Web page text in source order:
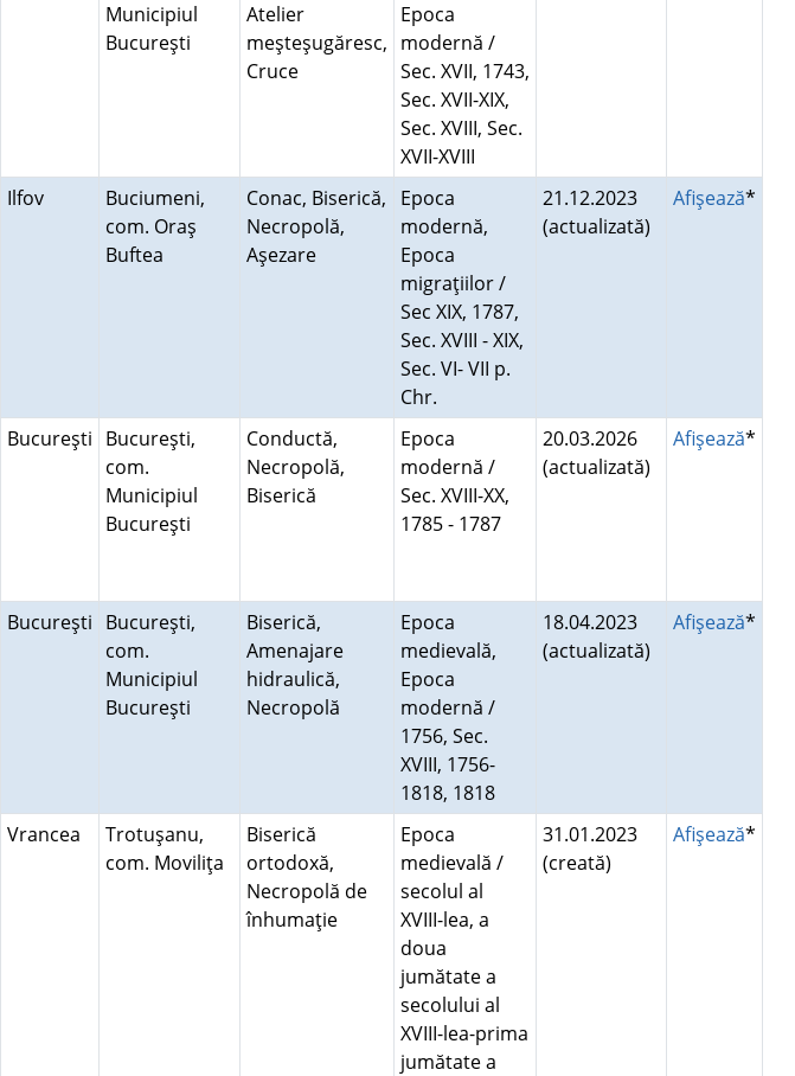
Municipiul
Bucureşti
Atelier
meşteşugăresc,
Cruce
Epoca
modernă /
Sec. XVII, 1743,
Sec. XVII-XIX,
Sec. XVIII, Sec.
XVII-XVIII
Ilfov
Buciumeni,
com. Oraş
Buftea
Conac, Biserică,
Necropolă,
Aşezare
Epoca
modernă,
Epoca
migraţiilor /
Sec XIX, 1787,
Sec. XVIII - XIX,
Sec. VI- VII p.
Chr.
21.12.2023
(actualizată)
Afişează*
Bucureşti Bucureşti,
com.
Municipiul
Bucureşti
Conductă,
Necropolă,
Biserică
Epoca
modernă /
Sec. XVIII-XX,
1785 - 1787
20.03.2026
(actualizată)
Afişează*
Bucureşti Bucureşti,
com.
Municipiul
Bucureşti
Biserică,
Amenajare
hidraulică,
Necropolă
Epoca
medievală,
Epoca
modernă /
1756, Sec.
XVIII, 1756-
1818, 1818
18.04.2023
(actualizată)
Afişează*
Vrancea
Trotuşanu,
com. Moviliţa
Biserică
ortodoxă,
Necropolă de
înhumaţie
Epoca
medievală /
secolul al
XVIII-lea, a
doua
jumătate a
secolului al
XVIII-lea-prima
jumătate a
31.01.2023
(creată)
Afişează*